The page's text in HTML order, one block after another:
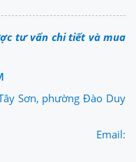
tư vấn chi tiết và mua
Sơn, phường Đào Duy
Email: